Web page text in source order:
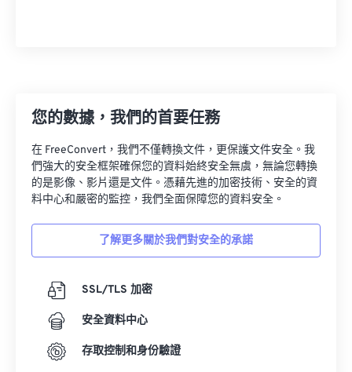
您的數據，我們的首要任務
在 FreeConvert，我們不僅轉換文件，更保護文件安全。我
們強大的安全框架確保您的資料始終安全無虞，無論您轉換
的是影像、影片還是文件。憑藉先進的加密技術、安全的資
料中心和嚴密的監控，我們全面保障您的資料安全。
了解更多關於我們對安全的承諾
SSL/TLS 加密
安全資料中心
存取控制和身份驗證